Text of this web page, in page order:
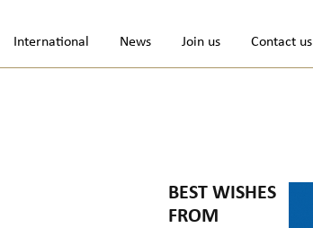
International News Join us Contact us
BEST WISHES
FROM